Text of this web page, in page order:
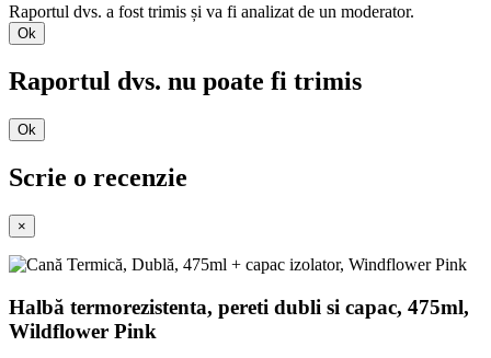
Raportul dvs. a fost trimis și va fi analizat de un moderator.
Ok
Raportul dvs. nu poate fi trimis
Ok
Scrie o recenzie
×
Halbă termorezistenta, pereti dubli si capac, 475ml,
Wildflower Pink